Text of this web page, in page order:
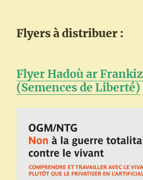
Flyers à distribuer :
Flyer Hadoù ar Frankiz
(Semences de Liberté)